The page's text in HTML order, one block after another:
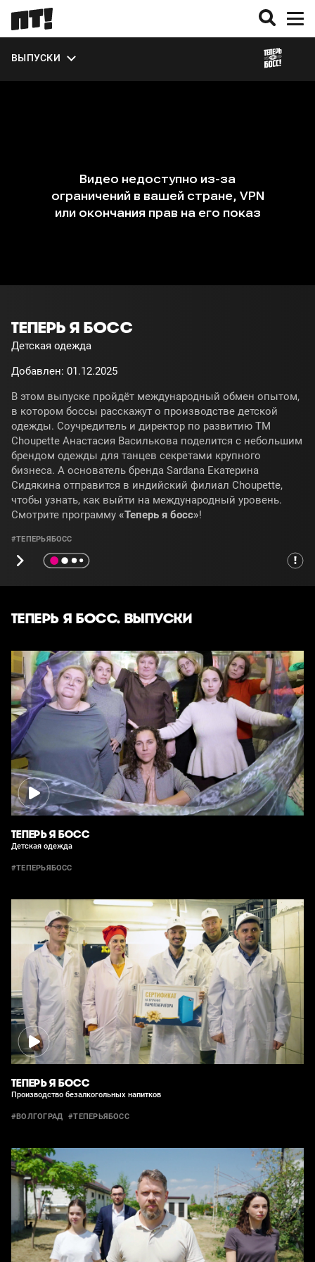
ВЫПУСКИ
О ПРОЕКТЕ
ТЕПЕРЬ Я БОСС
Детская одежда
Добавлен: 01.12.2025
В этом выпуске пройдёт международный обмен опытом,
в котором боссы расскажут о производстве детской
одежды. Соучредитель и директор по развитию ТМ
Choupette Анастасия Василькова поделится с небольшим
брендом одежды для танцев секретами крупного
бизнеса. А основатель бренда Sardana Екатерина
Сидякина отправится в индийский филиал Choupette,
чтобы узнать, как выйти на международный уровень.
Смотрите программу «Теперь я босс»!
#ТЕПЕРЬЯБОСС
ТЕПЕРЬ Я БОСС. ВЫПУСКИ
ТЕПЕРЬ Я БОСС
Детская одежда
#ТЕПЕРЬЯБОСС
ТЕПЕРЬ Я БОСС
Производство безалкогольных напитков
#ВОЛГОГРАД #ТЕПЕРЬЯБОСС